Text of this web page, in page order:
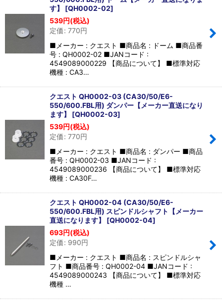
す】
[QH0002-02]
539円(税込)
定価: 770円
■メーカー : クエスト ■商品名 : ドーム ■商品番
号 : QH0002-02 ■JANコード :
4549089000229 【商品について】 ■標準対応
機種 : CA3…
クエスト QH0002-03 (CA30/50/E6-
550/600.FBL用) ダンパー【メーカー直送になり
ます】
[QH0002-03]
539円(税込)
定価: 770円
■メーカー : クエスト ■商品名 : ダンパー ■商品
番号 : QH0002-03 ■JANコード :
4549089000236 【商品について】 ■標準対応
機種 : CA30F…
クエスト QH0002-04 (CA30/50/E6-
550/600.FBL用) スピンドルシャフト【メーカー
直送になります】
[QH0002-04]
693円(税込)
定価: 990円
■メーカー : クエスト ■商品名 : スピンドルシャ
フト ■商品番号 : QH0002-04 ■JANコード :
4549089000243 【商品について】 ■標準対応
機種 …